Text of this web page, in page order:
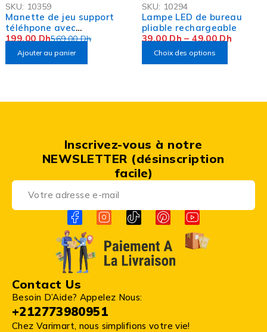
SKU: 10359
Manette de jeu support
téléhpone avec
Ventilateur SNOWGON
GameSir F8 PRO
569,00Dh
199,00 Dh
Ajouter au panier
SKU: 10294
Lampe LED de bureau
pliable rechargeable
39,00 Dh –49,00 Dh
Choix des options
Contact Us
Besoin D’Aide? Appelez Nous:
+212773980951
Chez Varimart, nous simplifions votre vie!
Inscrivez-vous à notre
NEWSLETTER (désinscription
facile)